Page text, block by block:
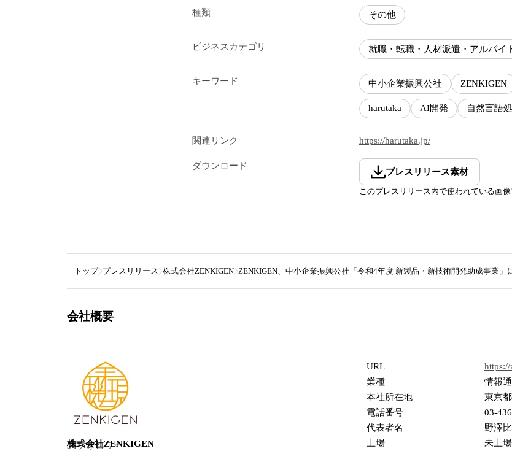
種類 その他
ビジネスカテゴリ 就職・転職・人材派遣・アルバイ
キーワード 中小企業振興公社 ZENKIGEN
harutaka AI開発 自然言語
関連リンク https://harutaka.jp/
ダウンロード
プレスリリース素材
このプレスリリース内で使われている画
トップ プレスリリース 株式会社ZENKIGEN ZENKIGEN、中小企業振興公社「令和4年度 新製品・新技術開発助成事業」
会社概要
株式会社ZENKIGEN
54フォロワー
URL
業種
情報
本社所在地
東京
電話番号
03-
代表者名
野澤
上場
未上場